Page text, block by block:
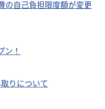
の自己負担限度額が変更
ン！
りについて